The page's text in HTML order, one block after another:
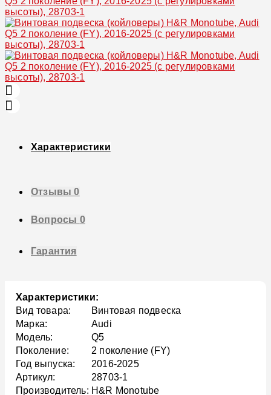
Характеристики
Отзывы0
Вопросы 0
Гарантия
Характеристики:
Вид товара:
Винтовая подвеска
Марка:
Audi
Модель:
Q5
Поколение:
2 поколение (FY)
Год выпуска:
2016-2025
Артикул:
28703-1
Производитель: H&R Monotube